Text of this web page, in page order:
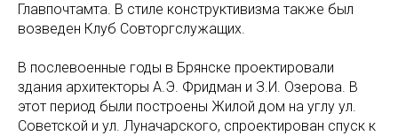
Главпочтамта. В стиле конструктивизма также был
возведен Клуб Совторгслужащих.
В послевоенные годы в Брянске проектировали
здания архитекторы А.Э. Фридман и З.И. Озерова. В
этот период были построены Жилой дом на углу ул.
Советской и ул. Луначарского, спроектирован спуск к